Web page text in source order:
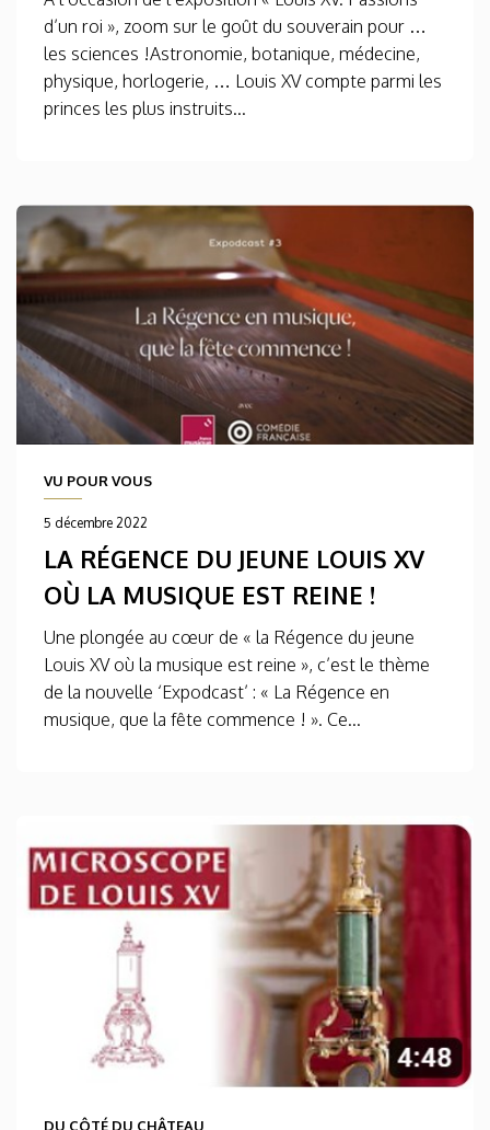
d’un roi », zoom sur le goût du souverain pour …
les sciences !Astronomie, botanique, médecine,
physique, horlogerie, … Louis XV compte parmi les
princes les plus instruits...
VU POUR VOUS
5 décembre 2022
LA RÉGENCE DU JEUNE LOUIS XV
OÙ LA MUSIQUE EST REINE !
Une plongée au cœur de « la Régence du jeune
Louis XV où la musique est reine », c’est le thème
de la nouvelle ‘Expodcast’ : « La Régence en
musique, que la fête commence ! ». Ce...
DU CÔTÉ DU CHÂTEAU